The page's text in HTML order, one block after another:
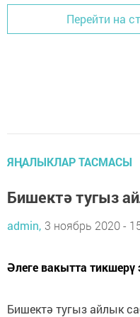
Перейти на
ЯҢАЛЫКЛАР ТАСМАСЫ
Бишектә тугыз
admin, 3 ноябрь 2020 -
Әлеге вакытта тикшерү
Бишектә тугыз айлык